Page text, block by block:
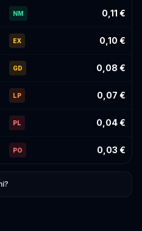
NM 0,11 €
EX 0,10 €
GD 0,08 €
LP 0,07 €
PL 0,04 €
PO 0,03 €